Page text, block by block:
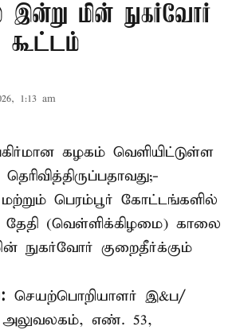
மின் நுகர்வோர்
கூட்டம்
1:13 am
கழகம் வெளியிட்டுள்ள
பெரம்பூர் கோட்டங்களில்
(வெள்ளிக்கிழமை) காலை
நுகர்வோர் குறைதீர்க்கும்
செயற்பொறியாளர் இ&ப/
அலுவலகம், எண். 53,